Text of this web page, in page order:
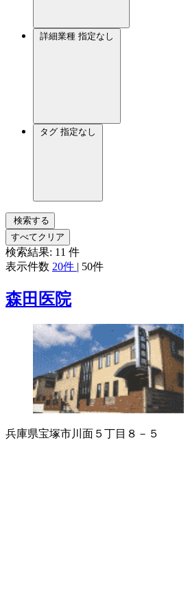
詳細業種 指定なし
タグ 指定なし
検索する
すべてクリア
検索結果: 11 件
表示件数 20件 | 50件
森田医院
兵庫県宝塚市川面５丁目８－５